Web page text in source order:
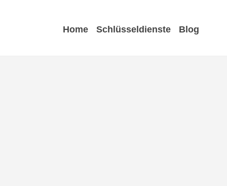
Home Schlüsseldienste Blog